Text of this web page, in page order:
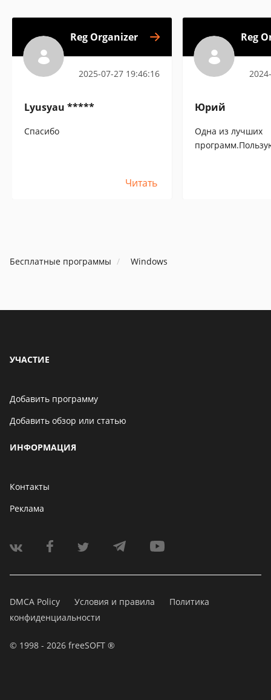
Reg Organizer
2025-07-27 19:46:16
Lyusyau *****
Спасибо
Читать
Reg
Юрий
Одна из лучших
Бесплатные программы Windows
УЧАСТИЕ
Добавить программу
Добавить обзор или статью
ИНФОРМАЦИЯ
Контакты
Реклама
DMCA Policy Условия и правила
Политика
конфиденциальности
© 1998 - 2026 freeSOFT ®